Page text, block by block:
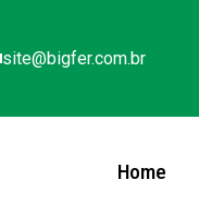
site@bigfer.com.br
Home